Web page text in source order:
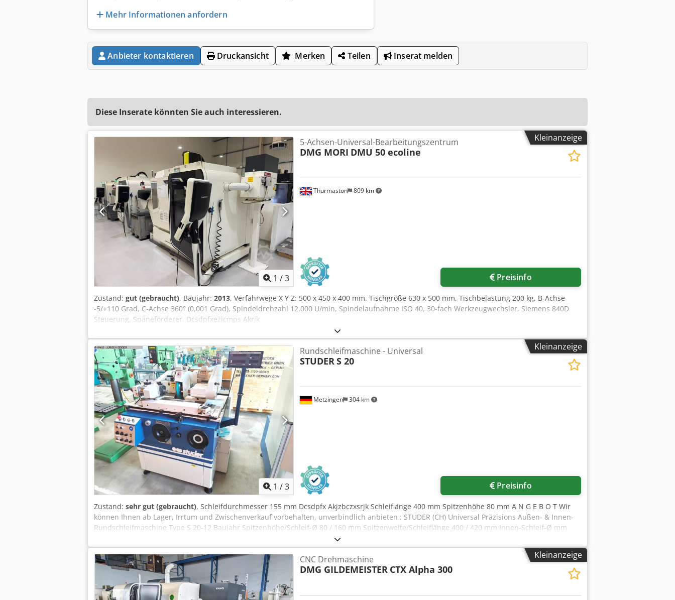
Mehr Informationen anfordern
Anbieter kontaktieren Druckansicht Merken Teilen Inserat melden
Diese Inserate könnten Sie auch interessieren.
Kleinanzeige
1 /3
Thurmaston 809 km
5-Achsen-Universal-Bearbeitungszentrum
DMG MORI DMU 50 ecoline
Preisinfo
Zustand: gut (gebraucht), Baujahr: 2013, Verfahrwege X Y Z: 500 x 450 x 400 mm, Tischgröße 630 x 500 mm, Tischbelastung 200 kg, B-Achse
-5/+110 Grad, C-Achse 360° (0,001 Grad), Spindeldrehzahl 12.000 U/min, Spindelaufnahme ISO 40, 30-fach Werkzeugwechsler, Siemens 840D
Steuerung, Späneförderer. Dcsdpfxezicmps Akrjk
Kleinanzeige
1 /3
Metzingen 304 km
Rundschleifmaschine - Universal
STUDER S 20
Preisinfo
Zustand: sehr gut (gebraucht), Schleifdurchmesser 155 mm Dcsdpfx Akjzbczxsrjk Schleiflänge 400 mm Spitzenhöhe 80 mm A N G E B O T Wir
können Ihnen ab Lager, Irrtum und Zwischenverkauf vorbehalten, unverbindlich anbieten : STUDER (CH) Universal Präzisions Außen- & Innen-
Rundschleifmaschine Type S 20-12 Baujahr Spitzenhöhe/Schleif-Ø 80 / 160 mm Spitzenweite/Schleiflänge 400 / 420 mm Innen-Schleif-Ø mm
Werkstück-Gewicht fliegend / zwischen Spitzen 5 / 20 kg Tisch-Geschwindigkeit 0,1 – 3,5 m/min Kleinster aut. Weg 1 mm Tisch schwenkbar max.
30 ° Schleifspindelstock Verstellweg, max 170 mm Schnell-Verfahrweg 30 mm Einstechtiefe, max. 1,9 mm/Ø Vorschub 0,001 – 0,04 mm/Ø
Schwenkbar (nach rechts) 15 / 30 ° Schleifscheibenmaß: Bohrung x Breite x Æ 127 x 30 x 300 mm Innenschleif-Vorrichtung, aufgebaut mm
Werkstückspindelstock Aufnahmekonus MK 2 Drehzahlen 60 – 1.200 U/min Spindelantrieb 2,2 kW Gesamtantrieb 5 kW - 400 V – 50 Hz Gewicht
ca. 1.000 kg Zubehör / Sonderausstattung: • Konventionelle elektrohydraulische Steuerung mit PHILIPS Digitalanzeige für die Zustellung (X-
Achse) • Vollautomatische Zyklen für Einstechschleifen, Längsschleifen, Innenschleifen mit Eilgang, Schruppen, Schlichten, Feinschlichten,
Kleinanzeige
CNC Drehmaschine
DMG GILDEMEISTER CTX Alpha 300